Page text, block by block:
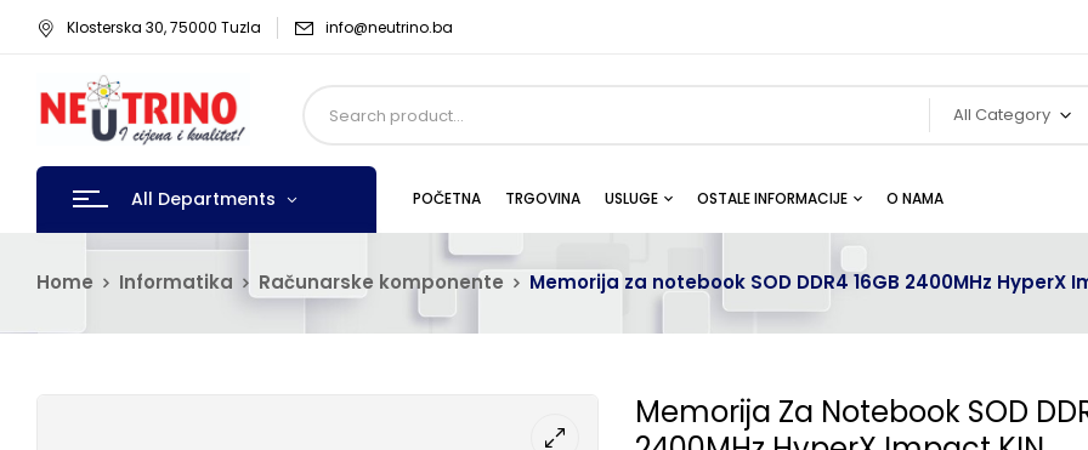
Klosterska 30, 75000 Tuzla info@neutrino.ba
All Category
All Departments POČETNA TRGOVINA USLUGE OSTALE INFORMACIJE O NAMA
Home Informatika Računarske komponente Memorija za notebook SOD DDR4 16GB 2400MHz HyperX
Memorija Za Notebook SOD